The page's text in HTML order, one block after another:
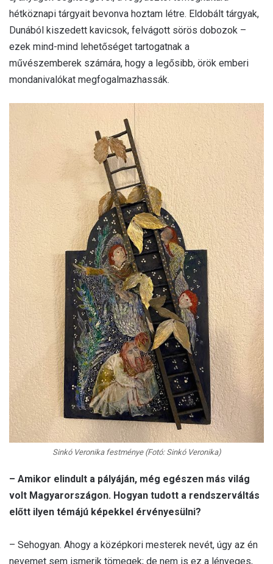
hétköznapi tárgyait bevonva hoztam létre. Eldobált tárgyak,
Dunából kiszedett kavicsok, felvágott sörös dobozok –
ezek mind-mind lehetőséget tartogatnak a
művészemberek számára, hogy a legősibb, örök emberi
mondanivalókat megfogalmazhassák.
Sinkó Veronika festménye (Fotó: Sinkó Veronika)
– Amikor elindult a pályáján, még egészen más világ
volt Magyarországon. Hogyan tudott a rendszerváltás
előtt ilyen témájú képekkel érvényesülni?
– Sehogyan. Ahogy a középkori mesterek nevét, úgy az én
nevemet sem ismerik tömegek; de nem is ez a lényeges,